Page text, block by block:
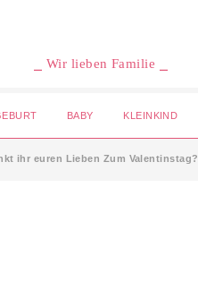
⎯ Wir lieben Familie ⎯
BABY KLEINKIND
ihr euren Lieben Zum Valentinstag?